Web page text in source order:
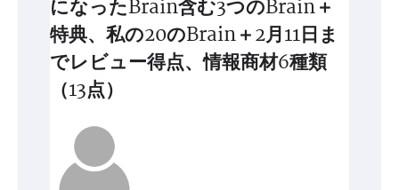
になったBrain含む3つのBrain＋
特典、私の20のBrain＋2月11日ま
でレビュー得点、情報商材6種類
（13点）